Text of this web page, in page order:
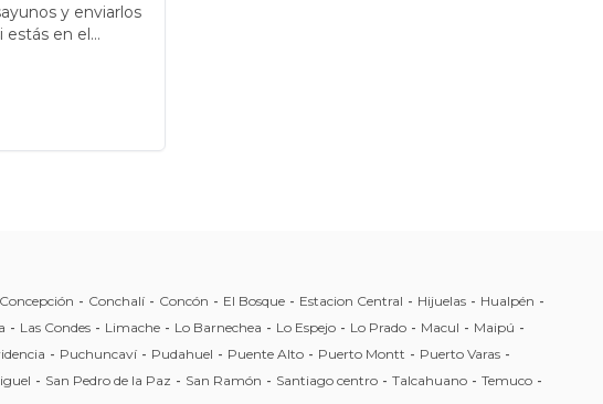
y enviarlos
estás en el
Concepción - Conchalí - Concón - El Bosque - Estacion Central - Hijuelas - Hualpén -
- Las Condes - Limache - Lo Barnechea - Lo Espejo - Lo Prado - Macul - Maipú -
- Puchuncaví - Pudahuel - Puente Alto - Puerto Montt - Puerto Varas -
- San Pedro de la Paz - San Ramón - Santiago centro - Talcahuano - Temuco -